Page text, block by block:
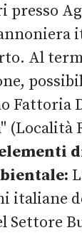
presso
Al
Fattoria
(Località
italiane
Settore